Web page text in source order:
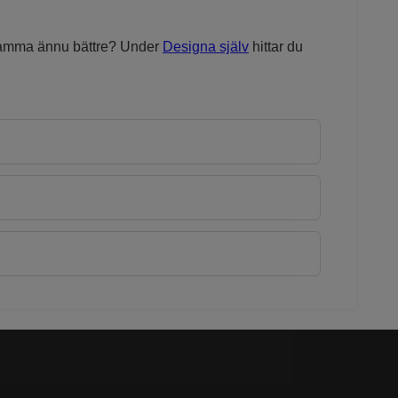
ännu bättre? Under Designa själv hittar du